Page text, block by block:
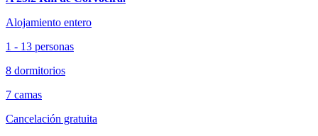
Alojamiento entero
1 - 13 personas
8 dormitorios
7 camas
Cancelación gratuita